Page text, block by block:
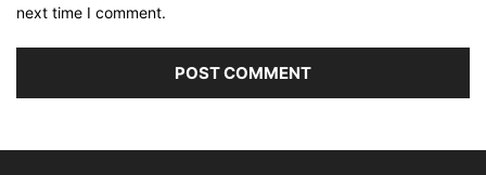
next time I comment.